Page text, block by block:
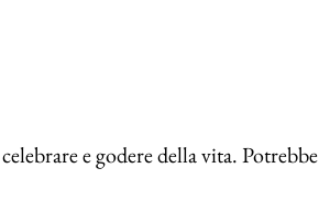
e godere della vita. Potrebbe